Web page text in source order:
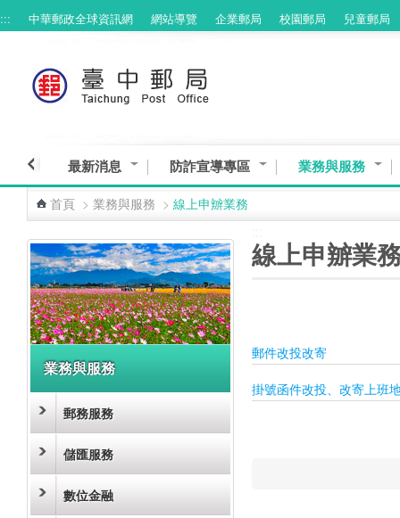
跳到主要內容區塊
::: 中華郵政全球資訊網 網站導覽 企業郵局 校園郵局 兒童郵局
最新消息 防詐宣導專區 業務與服務
首頁 > 業務與服務 > 線上申辧業務
業務與服務
郵務服務
儲匯服務
數位金融
線上申辧業
郵件改投改寄
掛號函件改投、改寄上班